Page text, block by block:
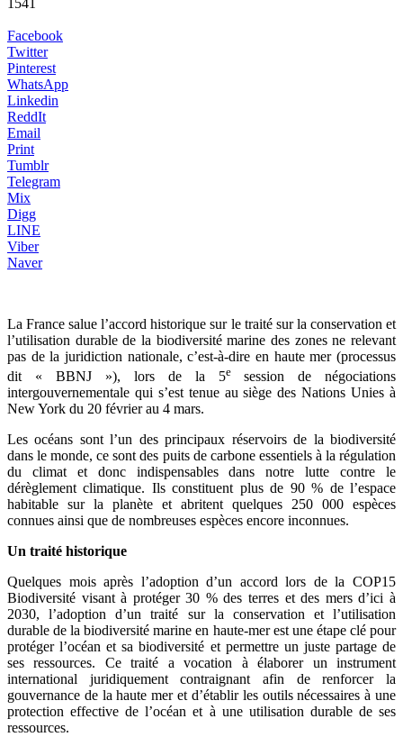
Facebook
Twitter
Pinterest
WhatsApp
Linkedin
ReddIt
Email
Print
Tumblr
Telegram
Mix
Digg
LINE
Viber
Naver
La France salue l’accord historique sur le traité sur la conservation et
l’utilisation durable de la biodiversité marine des zones ne relevant
pas de la juridiction nationale, c’est-à-dire en haute mer (processus
dit « BBNJ »), lors de la 5e session de négociations
intergouvernementale qui s’est tenue au siège des Nations Unies à
New York du 20 février au 4 mars.
Les océans sont l’un des principaux réservoirs de la biodiversité
dans le monde, ce sont des puits de carbone essentiels à la régulation
du climat et donc indispensables dans notre lutte contre le
dérèglement climatique. Ils constituent plus de 90 % de l’espace
habitable sur la planète et abritent quelques 250 000 espèces
connues ainsi que de nombreuses espèces encore inconnues.
Un traité historique
Quelques mois après l’adoption d’un accord lors de la COP15
Biodiversité visant à protéger 30 % des terres et des mers d’ici à
2030, l’adoption d’un traité sur la conservation et l’utilisation
durable de la biodiversité marine en haute-mer est une étape clé pour
protéger l’océan et sa biodiversité et permettre un juste partage de
ses ressources. Ce traité a vocation à élaborer un instrument
international juridiquement contraignant afin de renforcer la
gouvernance de la haute mer et d’établir les outils nécessaires à une
protection effective de l’océan et à une utilisation durable de ses
ressources.